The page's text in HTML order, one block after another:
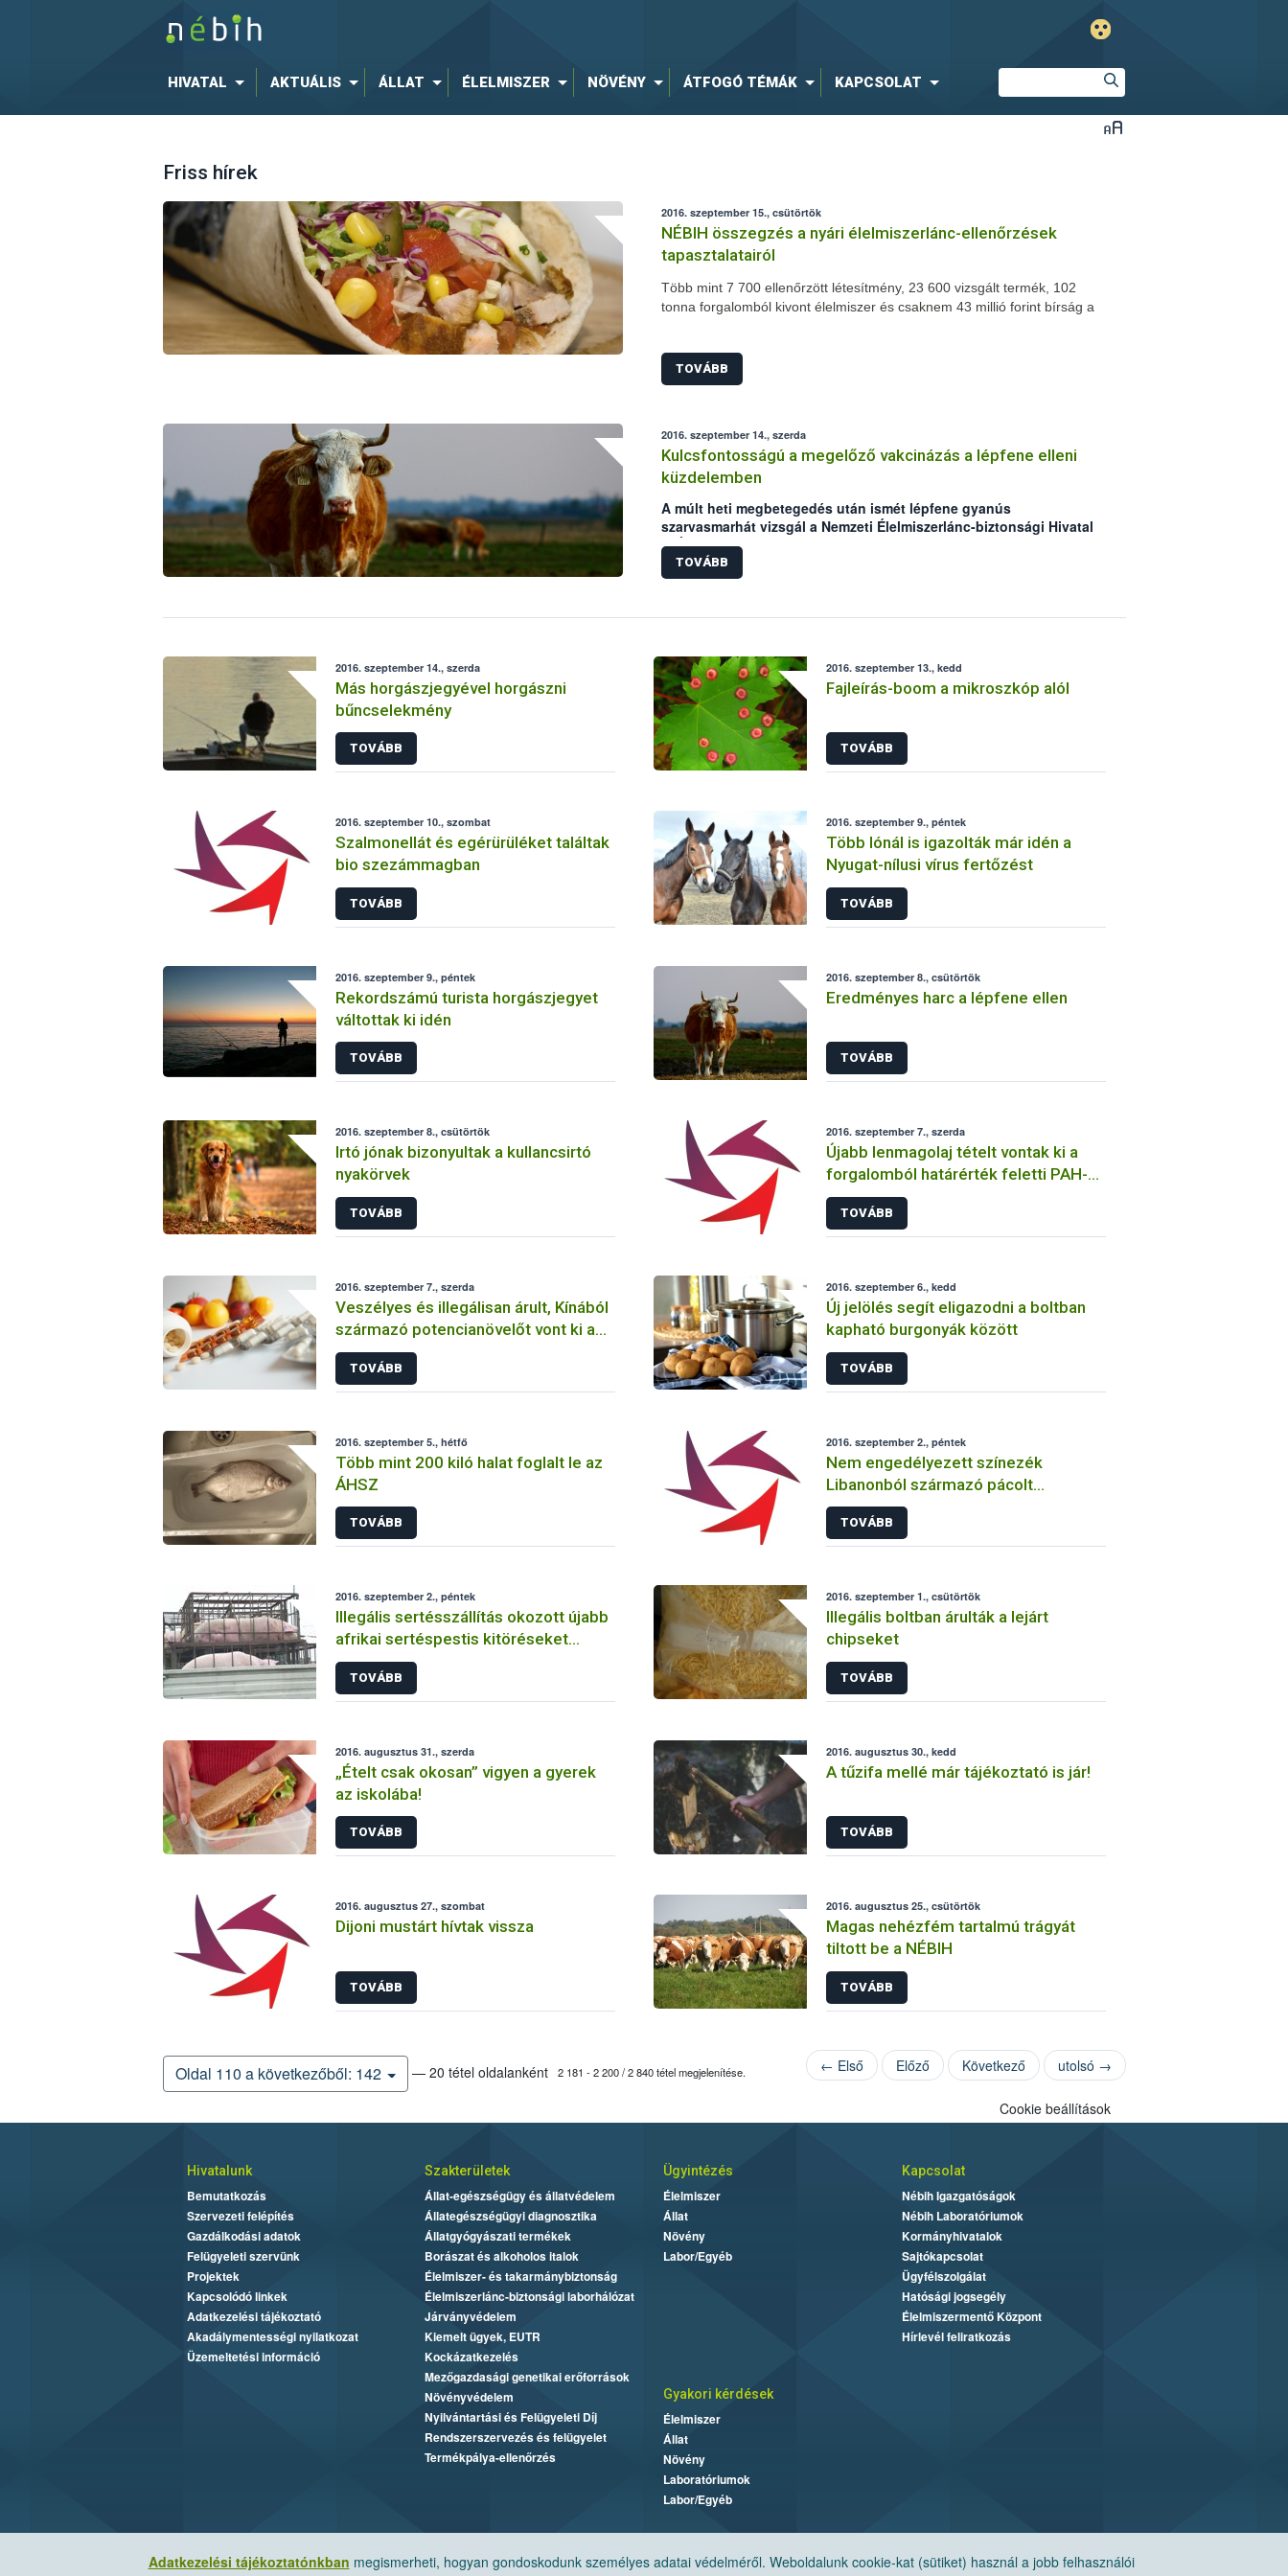
HIVATAL AKTUÁLIS ÁLLAT ÉLELMISZER NÖVÉNY ÁTFOGÓ TÉMÁK KAPCSOLAT
Friss hírek
2016. szeptember 15., csütörtök
NÉBIH összegzés a nyári élelmiszerlánc-ellenőrzések
tapasztalatairól
Több mint 7 700 ellenőrzött létesítmény, 23 600 vizsgált termék, 102
tonna forgalomból kivont élelmiszer és csaknem 43 millió forint bírság a
javulást tapasztaltak a szakemberek: jelentősen csökkent például a
higiéniai hiányosságok és a fogyasztásra alkalmatlan termékek aránya.
TOVÁBB
2016. szeptember 14., szerda
Kulcsfontosságú a megelőző vakcinázás a lépfene elleni
küzdelemben
A múlt heti megbetegedés után ismét lépfene gyanús
szarvasmarhát vizsgál a Nemzeti Élelmiszerlánc-biztonsági Hivatal
(NÉBIH) laboratóriuma. Mindkét eset Békés megyei, legelőn tartott
szarvasmarha állományokat érint. Bár az elmúlt években meghozott
állategészségügyi intézkedéseknek köszönhetően folyamatosan
azonban a hazai kérődző állomány védelme érdekében továbbra is
szolgáló vakcinázás az állattartók részéről.
TOVÁBB
2016. szeptember 14., szerda
Más horgászjegyével horgászni
bűncselekmény
TOVÁBB
2016. szeptember 13., kedd
Fajleírás-boom a mikroszkóp alól
TOVÁBB
2016. szeptember 10., szombat
Szalmonellát és egérürüléket találtak
bio szezámmagban
TOVÁBB
2016. szeptember 9., péntek
Több lónál is igazolták már idén a
Nyugat-nílusi vírus fertőzést
TOVÁBB
2016. szeptember 9., péntek
Rekordszámú turista horgászjegyet
váltottak ki idén
TOVÁBB
2016. szeptember 8., csütörtök
Eredményes harc a lépfene ellen
TOVÁBB
2016. szeptember 8., csütörtök
Irtó jónak bizonyultak a kullancsirtó
nyakörvek
TOVÁBB
2016. szeptember 7., szerda
Újabb lenmagolaj tételt vontak ki a
forgalomból határérték feletti PAH-
tartalom miatt
TOVÁBB
2016. szeptember 7., szerda
Veszélyes és illegálisan árult, Kínából
származó potencianövelőt vont ki a
forgalomból a NÉBIH
TOVÁBB
2016. szeptember 6., kedd
Új jelölés segít eligazodni a boltban
kapható burgonyák között
TOVÁBB
2016. szeptember 5., hétfő
Több mint 200 kiló halat foglalt le az
ÁHSZ
TOVÁBB
2016. szeptember 2., péntek
Nem engedélyezett színezék
Libanonból származó pácolt
tarlórépában
TOVÁBB
2016. szeptember 2., péntek
Illegális sertésszállítás okozott újabb
afrikai sertéspestis kitöréseket
Lengyelországban
TOVÁBB
2016. szeptember 1., csütörtök
Illegális boltban árulták a lejárt
chipseket
TOVÁBB
2016. augusztus 31., szerda
„Ételt csak okosan” vigyen a gyerek
az iskolába!
TOVÁBB
2016. augusztus 30., kedd
A tűzifa mellé már tájékoztató is jár!
TOVÁBB
2016. augusztus 27., szombat
Dijoni mustárt hívtak vissza
TOVÁBB
2016. augusztus 25., csütörtök
Magas nehézfém tartalmú trágyát
tiltott be a NÉBIH
TOVÁBB
Oldal 110 a következőből: 142 — 20 tétel oldalanként 2 181 - 2 200 / 2 840 tétel megjelenítése. ← Első Előző Következő utolsó →
Adatkezelési tájékoztatónkban megismerheti, hogyan gondoskodunk személyes adatai védelméről. Weboldalunk cookie-kat (sütiket) használ a jobb felhasználói
Cookie beállítások
Hivatalunk
Bemutatkozás
Szervezeti felépítés
Gazdálkodási adatok
Felügyeleti szervünk
Projektek
Kapcsolódó linkek
Adatkezelési tájékoztató
Akadálymentességi nyilatkozat
Üzemeltetési információ
Szakterületek
Állat-egészségügy és állatvédelem
Állategészségügyi diagnosztika
Állatgyógyászati termékek
Borászat és alkoholos italok
Élelmiszer- és takarmánybiztonság
Élelmiszerlánc-biztonsági laborhálózat
Járványvédelem
Kiemelt ügyek, EUTR
Kockázatkezelés
Mezőgazdasági genetikai erőforrások
Növényvédelem
Nyilvántartási és Felügyeleti Díj
Rendszerszervezés és felügyelet
Termékpálya-ellenőrzés
Ügyintézés
Élelmiszer
Állat
Növény
Labor/Egyéb
Kapcsolat
Nébih Igazgatóságok
Nébih Laboratóriumok
Kormányhivatalok
Sajtókapcsolat
Ügyfélszolgálat
Hatósági jogsegély
Élelmiszermentő Központ
Hírlevél feliratkozás
Gyakori kérdések
Élelmiszer
Állat
Növény
Laboratóriumok
Labor/Egyéb